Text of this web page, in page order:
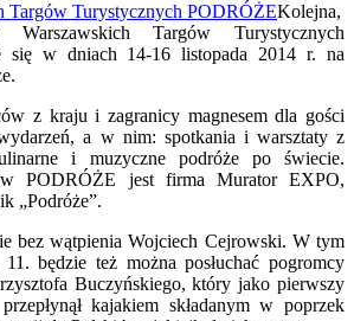
Kolejna,
Targów Turystycznych
się w dniach 14-16 listopada 2014 r. na
z kraju i zagranicy magnesem dla gości
a w nim: spotkania i warsztaty z
i muzyczne podróże po świecie.
PODRÓŻE jest firma Murator EXPO,
„Podróże”.
bez wątpienia Wojciech Cejrowski. W tym
będzie też można posłuchać pogromcy
Buczyńskiego, który jako pierwszy
kajakiem składanym w poprzek